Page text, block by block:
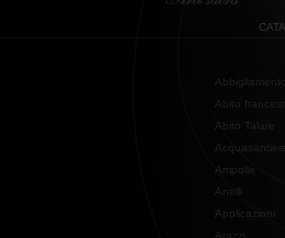
Abbigliamento
Abito
Abito Talare
Acquasantiere
Ampolle
Anelli
Applicazioni
Arazzi